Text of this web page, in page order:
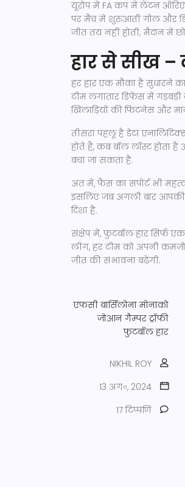
यूरोप में FA कप में लेटन
पर मैच में शुरुआती गोल और
जीत तय नहीं होती; मैदान में
हार से सीख –
हर हार एक मौका है सुधारने
टीम लगातार डिफेंस में गड़बड़ी
खिलाड़ियों की फिटनेस और
तीसरा पहलू है डेटा
होते हैं, कब बॉल लॉस्ट होता है
बचा जा सकता है.
अंत में, फैंस का सपोर्ट भी
इसलिए जब अगली बार आपकी
दिशा है.
संक्षेप में, फ़ुटबॉल हार सिर्फ
लीग, हर टीम को अपनी
जीत की संभावना बढ़ेगी.
एफसी बार्सिलोना मोनाको
जोआन गैम्पर ट्रॉफी
फुटबॉल हार
NIKHIL ROY
13 अग॰, 2024
17 टिप्पणि